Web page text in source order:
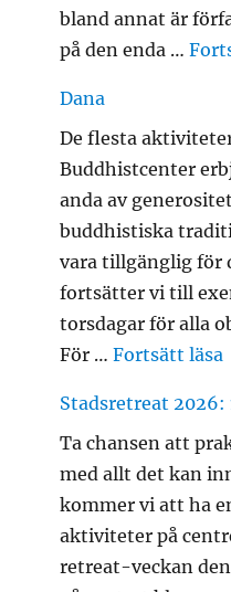
bland annat är
på den enda …
Dana
De flesta
Buddhistcenter
anda av
buddhistiska
vara tillgänglig för
fortsätter vi till
torsdagar för alla
För …Fortsätt läsa
Stadsretreat
Ta chansen att
med allt det kan
kommer vi att ha
aktiviteter på
retreat-veckan